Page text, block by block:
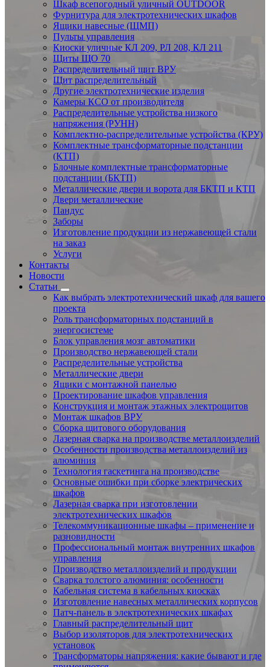
Шкаф всепогодный уличный OUTDOOR
Фурнитура для электротехнических шкафов
Ящики навесные (ЩМП)
Пульты управления
Киоски уличные КЛ 209, РЛ 208, КЛ 211
Щиты ЩО 70
Распределительный щит ВРУ
Щит распределительный
Другие электротехнические изделия
Камеры КСО от производителя
Распределительные устройства низкого
напряжения (РУНН)
Комплектно-распределительные устройства (КРУ)
Комплектные трансформаторные подстанции
(КТП)
Блочные комплектные трансформаторные
подстанции (БКТП)
Металлические двери и ворота для БКТП и КТП
Двери металлические
Пандус
Заборы
Изготовление продукции из нержавеющей стали
на заказ
Услуги
Контакты
Новости
Статьи
Как выбрать электротехнический шкаф для вашего
проекта
Роль трансформаторных подстанций в
энергосистеме
Блок управления мозг автоматики
Производство нержавеющей стали
Распределительные устройства
Металлические двери
Ящики с монтажной панелью
Проектирование шкафов управления
Конструкция и монтаж этажных электрощитов
Монтаж шкафов ВРУ
Сборка щитового оборудования
Лазерная сварка на производстве металлоизделий
Особенности производства металлоизделий из
алюминия
Технология гаскетинга на производстве
Основные ошибки при сборке электрических
шкафов
Лазерная сварка при изготовлении
электротехнических шкафов
Телекоммуникационные шкафы – применение и
разновидности
Профессиональный монтаж внутренних шкафов
управления
Производство металлоизделий и продукции
Сварка толстого алюминия: особенности
Кабельная система в кабельных киосках
Изготовление навесных металлических корпусов
Патч-панель в электротехнических шкафах
Главный распределительный щит
Выбор изоляторов для электротехнических
установок
Трансформаторы напряжения: какие бывают и где